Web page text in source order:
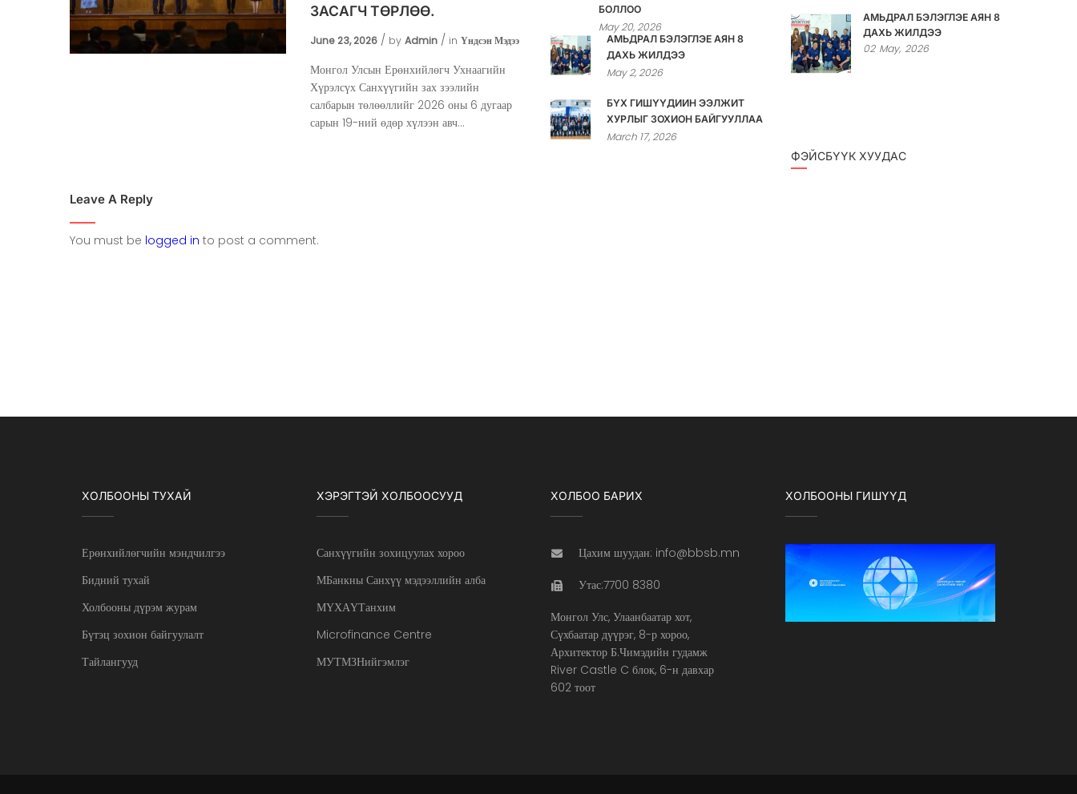
ЗАСАГЧ ТӨРЛӨӨ.
June 23, 2026 by Admin in Үндсэн Мэдээ
Монгол Улсын Ерөнхийлөгч Ухнаагийн
Хүрэлсүх Санхүүгийн зах зээлийн
салбарын төлөөллийг 2026 оны 6 дугаар
сарын 19-ний өдөр хүлээн авч...
БОЛЛОО
May 20, 2026
АМЬДРАЛ БЭЛЭГЛЭЕ АЯН 8
ДАХЬ ЖИЛДЭЭ
May 2, 2026
БҮХ ГИШҮҮДИЙН ЭЭЛЖИТ
ХУРЛЫГ ЗОХИОН БАЙГУУЛЛАА
March 17, 2026
Leave A Reply
You must be logged in to post a comment.
АМЬДРАЛ БЭЛЭГЛЭЕ АЯН 8
ДАХЬ ЖИЛДЭЭ
02 May, 2026
ФЭЙСБҮҮК ХУУДАС
ХОЛБООНЫ ТУХАЙ
Ерөнхийлөгчийн мэндчилгээ
Бидний тухай
Холбооны дүрэм журам
Бүтэц зохион байгуулалт
Тайлангууд
ХЭРЭГТЭЙ ХОЛБООСУУД
Санхүүгийн зохицуулах хороо
МБанкны Санхүү мэдээллийн алба
МҮХАҮТанхим
Microfinance Centre
МУТМЗНийгэмлэг
ХОЛБОО БАРИХ
Цахим шуудан: info@bbsb.mn
Утас:7700 8380
Монгол Улс, Улаанбаатар хот,
Сүхбаатар дүүрэг, 8-р хороо,
Архитектор Б.Чимэдийн гудамж
River Castle C блок, 6-н давхар
602 тоот
ХОЛБООНЫ ГИШҮҮД